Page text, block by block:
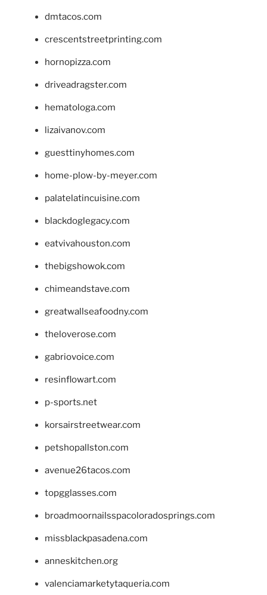
dmtacos.com
crescentstreetprinting.com
hornopizza.com
driveadragster.com
hematologa.com
lizaivanov.com
guesttinyhomes.com
home-plow-by-meyer.com
palatelatincuisine.com
blackdoglegacy.com
eatvivahouston.com
thebigshowok.com
chimeandstave.com
greatwallseafoodny.com
theloverose.com
gabriovoice.com
resinflowart.com
p-sports.net
korsairstreetwear.com
petshopallston.com
avenue26tacos.com
topgglasses.com
broadmoornailsspacoloradosprings.com
missblackpasadena.com
anneskitchen.org
valenciamarketytaqueria.com